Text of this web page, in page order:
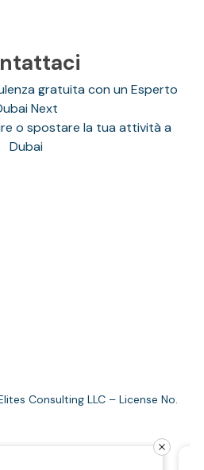
gratuita con un Esperto
Next
o spostare la tua attività a
Dubai
Consulting LLC – License No.